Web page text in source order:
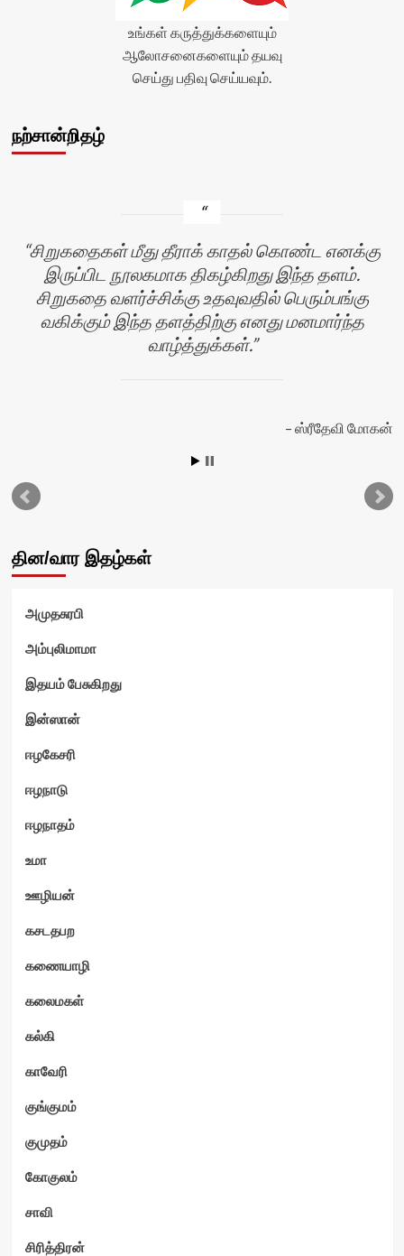
உங்கள் கருத்துக்களையும்
ஆலோசனைகளையும் தயவு
செய்து பதிவு செய்யவும்.
நற்சான்றிதழ்
சிறுகதைகள் மீது தீராக் காதல் கொண்ட எனக்கு
இருப்பிட நூலகமாக திகழ்கிறது இந்த தளம்.
சிறுகதை வளர்ச்சிக்கு உதவுவதில் பெரும்பங்கு
வகிக்கும் இந்த தளத்திற்கு எனது மனமார்ந்த
வாழ்த்துக்கள்.
ஸ்ரீதேவி மோகன்
தின/வார இதழ்கள்
அமுதசுரபி
அம்புலிமாமா
இதயம் பேசுகிறது
இன்ஸான்
ஈழகேசரி
ஈழநாடு
ஈழநாதம்
உமா
ஊழியன்
கசடதபற
கணையாழி
கலைமகள்
கல்கி
காவேரி
குங்குமம்
குமுதம்
கோகுலம்
சாவி
சிரித்திரன்